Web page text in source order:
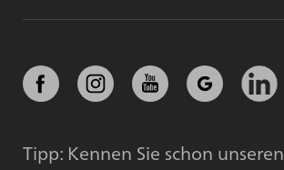
Tipp: Kennen Sie schon unseren